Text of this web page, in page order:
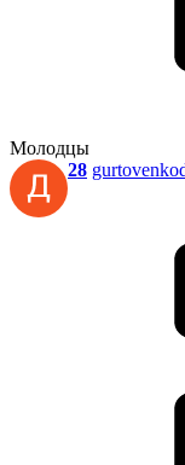
Молодцы
28